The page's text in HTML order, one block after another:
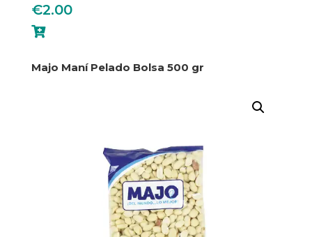
€2.00

Majo Maní Pelado Bolsa 500 gr